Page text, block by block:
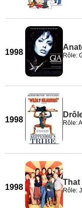
1998 Rôle:
1998 Rôle:
1998
That
Rôle: